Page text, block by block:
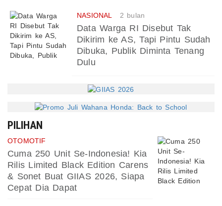
NASIONAL 2 bulan
Data Warga RI Disebut Tak
Dikirim ke AS, Tapi Pintu Sudah
Dibuka, Publik Diminta Tenang
Dulu
PILIHAN
OTOMOTIF
Cuma 250 Unit Se-Indonesia! Kia
Rilis Limited Black Edition Carens
& Sonet Buat GIIAS 2026, Siapa
Cepat Dia Dapat